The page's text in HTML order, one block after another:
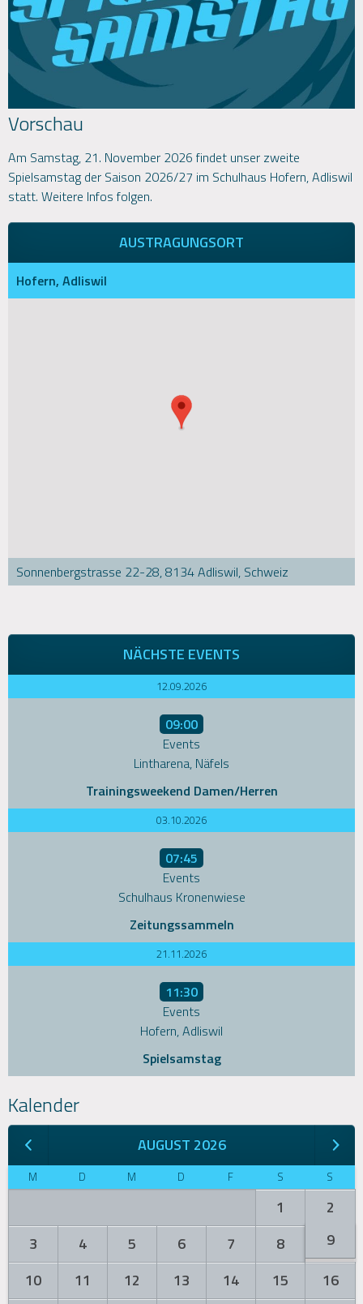
Vorschau
Am Samstag, 21. November 2026 findet unser zweite
Spielsamstag der Saison 2026/27 im Schulhaus Hofern, Adliswil
statt. Weitere Infos folgen.
AUSTRAGUNGSORT
Hofern, Adliswil
Sonnenbergstrasse 22-28, 8134 Adliswil, Schweiz
NÄCHSTE EVENTS
12.09.2026
09:00
Events
Lintharena, Näfels
Trainingsweekend Damen/Herren
03.10.2026
07:45
Events
Schulhaus Kronenwiese
Zeitungssammeln
21.11.2026
11:30
Events
Hofern, Adliswil
Spielsamstag
Kalender
AUGUST 2026
M D M D F S S
1
2
3
4 5 6 7 8
9
10
11 12 13 14 15
16